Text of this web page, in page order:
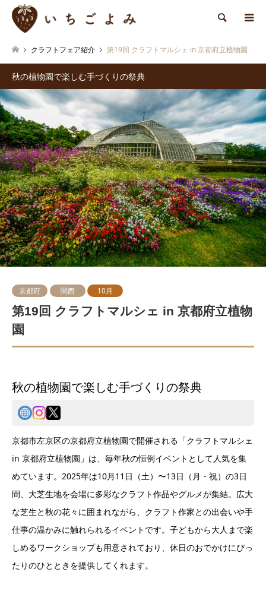
検索
クラフトフェア紹介 第19回 クラフトマルシェ in 京都府立植物園
秋の植物園で楽しむ手づくりの祭典
京都府 関西 10月
第19回 クラフトマルシェ in 京都府立植物
園
秋の植物園で楽しむ手づくりの祭典
京都市左京区の京都府立植物園で開催される「クラフトマルシェ
in 京都府立植物園」は、毎年秋の恒例イベントとして人気を集
めています。2025年は10月11日（土）〜13日（月・祝）の3日
間、大芝生地を会場に多彩なクラフト作品やグルメが集結。広大
な芝生と秋の花々に囲まれながら、クラフト作家との出会いや手
仕事の温かみに触れられるイベントです。子どもから大人まで楽
しめるワークショップも用意されており、休日のおでかけにぴっ
たりのひとときを提供してくれます。